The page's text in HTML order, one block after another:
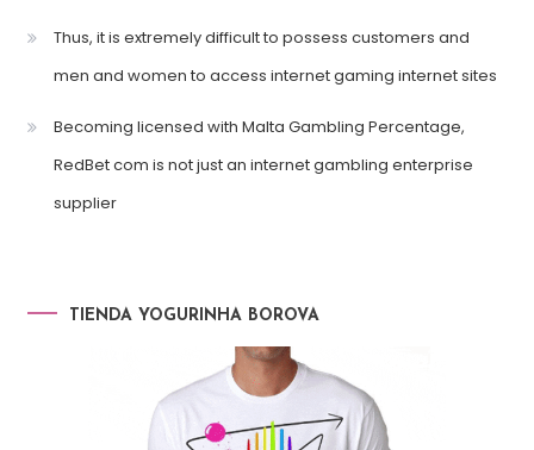
Thus, it is extremely difficult to possess customers and
men and women to access internet gaming internet sites
Becoming licensed with Malta Gambling Percentage,
RedBet com is not just an internet gambling enterprise
supplier
TIENDA YOGURINHA BOROVA